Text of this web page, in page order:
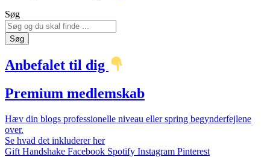
Søg
Søg
Anbefalet til dig
Premium medlemskab
Hæv din blogs professionelle niveau eller spring begynderfejlene
over.
Se hvad det inkluderer her
Gift Handshake Facebook Spotify Instagram Pinterest